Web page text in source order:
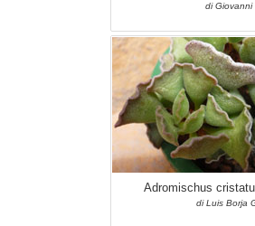
di Giovanni
Adromischus
di Luis Borja